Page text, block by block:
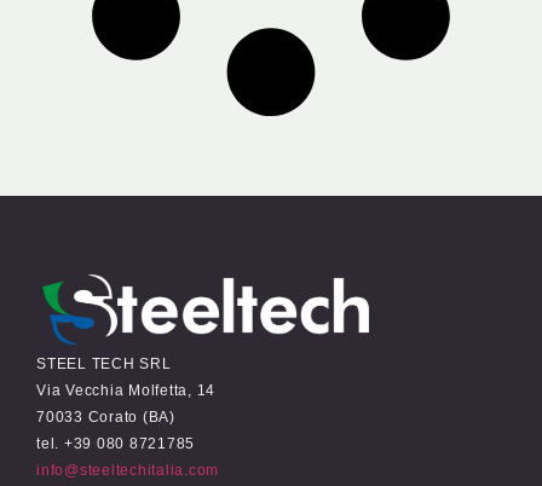
STEEL TECH SRL
Via Vecchia Molfetta, 14
70033 Corato (BA)
tel. +39 080 8721785
info@steeltechitalia.com